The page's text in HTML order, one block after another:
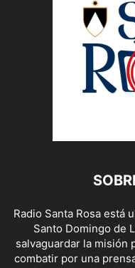
Radio Santa Rosa está
Santo Domingo de
salvaguardar la misión
combatir por una